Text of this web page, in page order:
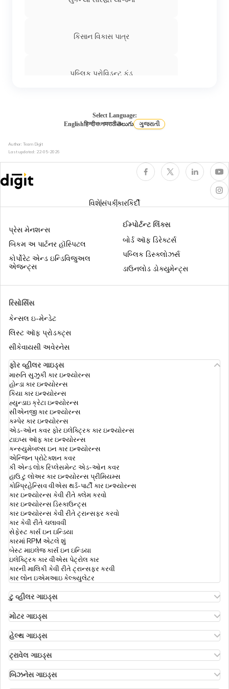
ક્રેડિટ સ્કોર રેન્જ
જાણો PAN કાર્ડ વડે સિબિલ સ્કોર કેવી રીતે ચેક
કરવો
હોમ લોન માટે CIBIL સ્કોર જરૂરીયાત શું છે?
ખરાબ ક્રેડિટ સ્કોર શું છે? તે શા માટે ઓછો છે
ક્રેડિટ રેટિંગ એજન્સી શું છે? ભારતની વિવિધ
&amp; કેવી રીતે સુધારવું
કિસાન વિકાસ પાત્ર
પબ્લિક પ્રોવિડન્ટ ફંડ
Select Language:
Englishहिन्दीবাংলাमराठीతెలుగు ગુજરાતી
Author: Team Digit
Last updated: 22-05-2026
વિશેસંપર્કકારકિર્દી
રિસોર્સિસ
કેન્સલ ઇ-મેન્ડેટ
લિસ્ટ ઑફ પ્રોડક્ટ્સ
સીકેવાયસી અવેરનેસ
પ્રેસ મેનશન્સ
બિકમ અ પાર્ટનર હૉસ્પિટલ
કોર્પોરેટ એન્ડ ઇન્ડિવિજુઅલ
એજન્ટ્સ
ઈમ્પોર્ટન્ટ લિંક્સ
બોર્ડ ઑફ ડિરેક્ટર્સ
પબ્લિક ડિસ્ક્લોઝર્સ
ડાઉનલોડ ડોક્યુમેન્ટ્સ
ફોર વ્હીલર ગાઇડ્સ
મારુતિ સુઝુકી કાર ઇન્શ્યોરન્સ
હોન્ડા કાર ઇન્શ્યોરન્સ
કિયા કાર ઇન્શ્યોરન્સ
હ્યુન્ડાઇ ક્રેટા ઇન્શ્યોરન્સ
સીએનજી કાર ઇન્શ્યોરન્સ
કમ્પેર કાર ઇન્શ્યોરન્સ
એડ-ઓન કવર ફોર ઇલેક્ટ્રિક કાર ઇન્શ્યોરન્સ
ટાઇપ્સ ઑફ કાર ઇન્શ્યોરન્સ
કન્સ્યુમેબલ્સ ઇન કાર ઇન્શ્યોરન્સ
એન્જિન પ્રોટેક્શન કવર
કી એન્ડ લોક રિપ્લેસમેન્ટ એડ-ઓન કવર
હાઉ ટુ લોઅર કાર ઇન્શ્યોરન્સ પ્રીમિયમ્સ
કોમ્પ્રિહેન્સિવ વીએસ થર્ડ-પાર્ટી કાર ઇન્શ્યોરન્સ
કાર ઇન્શ્યોરન્સ કેવી રીતે ક્લેમ કરવો
કાર ઇન્શ્યોરન્સ ડિસ્કાઉન્ટ્સ
કાર ઇન્શ્યોરન્સ કેવી રીતે ટ્રાન્સફર કરવો
કાર કેવી રીતે ચલાવવી
સેફેસ્ટ કાર્સ ઇન ઇન્ડિયા
કારમાં RPM એટલે શું
બેસ્ટ માઇલેજ કાર્સ ઇન ઇન્ડિયા
ઇલેક્ટ્રિક કાર વીએસ પેટ્રોલ કાર
કારની માલિકી કેવી રીતે ટ્રાન્સફર કરવી
કાર લોન ઇએમઆઇ કેલ્ક્યુલેટર
ટુ વ્હીલર ગાઇડ્સ
એથર એનર્જી બાઇક ઇન્શ્યોરન્સ
હીરો એચએફ ડિલક્સ ઇન્શ્યોરન્સ
રોયલ એનફિલ્ડ ક્લાસિક ઇન્શ્યોરન્સ
હોન્ડા બાઇક ઇન્શ્યોરન્સ
બાઇક ઇન્શ્યોરન્સ રિન્યુઅલ
બાઇક ઇન્શ્યોરન્સ ફોર થ્રી યર્સ
કોમ્પ્રિહેન્સિવ એન્ડ થર્ડ-પાર્ટી બાઇક ઇન્શ્યોરન્સ
મોટર ગાઇડ્સ
ટાઇપ્સ ઑફ મોટર ઇન્શ્યોરન્સ
રોડસાઇડ અસિસ્ટન્સ કવર
પી.એ. કવર ઇન મોટર ઇન્શ્યોરન્સ
થર્ડ પાર્ટી ઇન્શ્યોરન્સ કેવી રીતે ક્લેમ કરવો
ઇન્ડિયન મોટર વ્હીકલ એક્ટ 1988
હેલ્થ ગાઇડ્સ
હેલ્થ ઇન્શ્યોરન્સ ફોર એનઆરઆઈ પેરેન્ટ્સ
ઇન્ડિવિજુઅલ હેલ્થ ઇન્શ્યોરન્સ
ડાયાબિટીસ હેલ્થ ઇન્શ્યોરન્સ
ટ્રાવેલ ગાઇડ્સ
ટ્રાવેલ ઇન્શ્યોરન્સ ફોર સિનિયર સિટિઝન્સ
બિઝનેસ ગાઇડ્સ